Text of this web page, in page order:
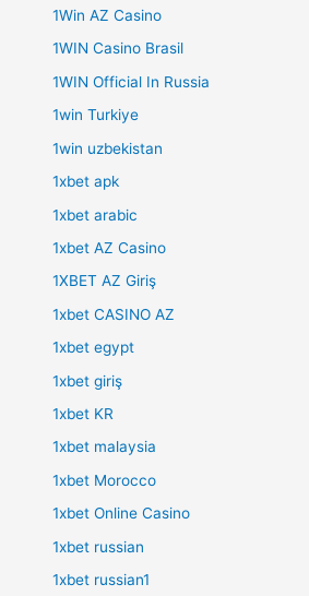
1Win AZ Casino
1WIN Casino Brasil
1WIN Official In Russia
1win Turkiye
1win uzbekistan
1xbet apk
1xbet arabic
1xbet AZ Casino
1XBET AZ Giriş
1xbet CASINO AZ
1xbet egypt
1xbet giriş
1xbet KR
1xbet malaysia
1xbet Morocco
1xbet Online Casino
1xbet russian
1xbet russian1